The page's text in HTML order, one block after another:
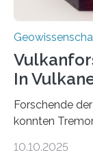
In
Forschende
konnten
Vulkan? Was
10.10.2025